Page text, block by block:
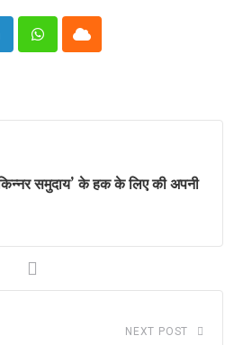
WhatsappCloud
समुदाय’ के हक के लिए की अपनी
NEXT POST